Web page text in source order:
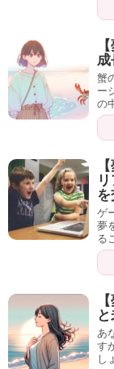
蟹
ー
の
ゲ
夢
る
あ
す
し